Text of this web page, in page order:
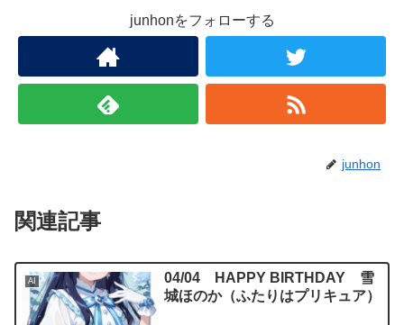
junhonをフォローする
junhon
関連記事
AI
04/04 HAPPY BIRTHDAY 雪
城ほのか（ふたりはプリキュア）